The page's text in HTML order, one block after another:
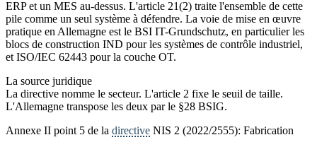
ERP et un MES au-dessus. L'article 21(2) traite l'ensemble de cette
pile comme un seul système à défendre. La voie de mise en œuvre
pratique en Allemagne est le BSI IT-Grundschutz, en particulier les
blocs de construction IND pour les systèmes de contrôle industriel,
et ISO/IEC 62443 pour la couche OT.
La source juridique
La directive nomme le secteur. L'article 2 fixe le seuil de taille.
L'Allemagne transpose les deux par le §28 BSIG.
Annexe II point 5 de la directive NIS 2 (2022/2555): Fabrication